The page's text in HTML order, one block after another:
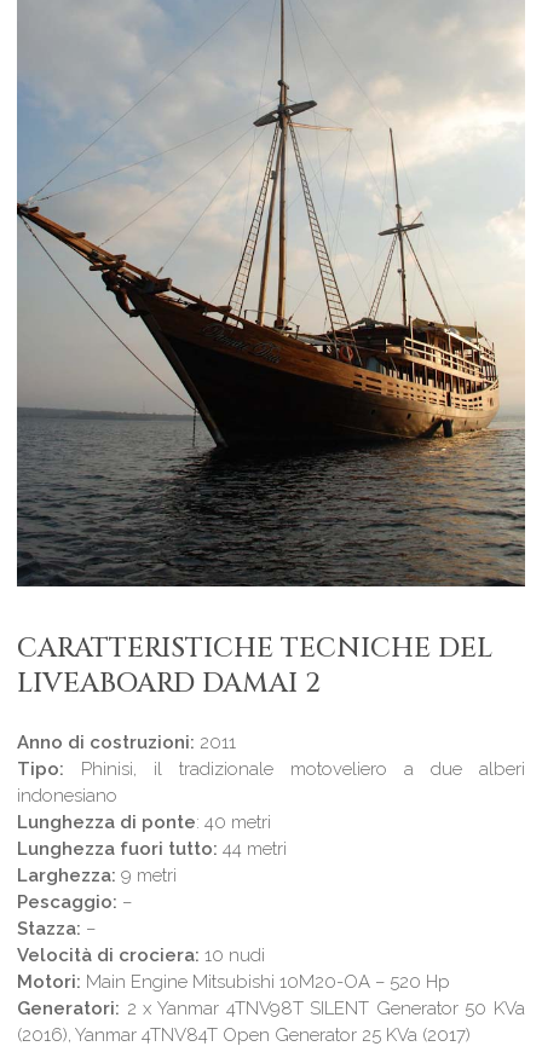
CARATTERISTICHE TECNICHE DEL
LIVEABOARD DAMAI 2
Anno di costruzioni: 2011
Tipo: Phinisi, il tradizionale motoveliero a due alberi
indonesiano
Lunghezza di ponte: 40 metri
Lunghezza fuori tutto: 44 metri
Larghezza: 9 metri
Pescaggio: –
Stazza: –
Velocità di crociera: 10 nudi
Motori: Main Engine Mitsubishi 10M20-OA – 520 Hp
Generatori: 2 x Yanmar 4TNV98T SILENT Generator 50 KVa
(2016), Yanmar 4TNV84T Open Generator 25 KVa (2017)